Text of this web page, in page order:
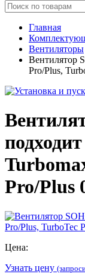
Главная
Вентиляторы
Вентилятор
Pro/Plus,
Pro/Plus
Цена:
Узнать цену